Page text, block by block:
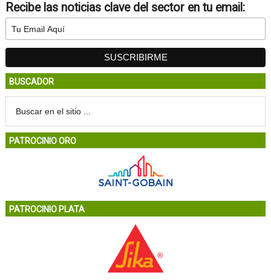
Recibe las noticias clave del sector en tu email:
BUSCADOR
PATROCINIO ORO
PATROCINIO PLATA